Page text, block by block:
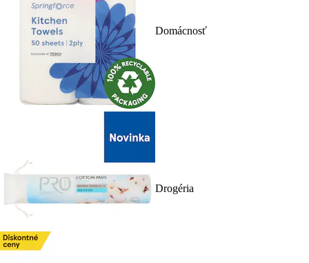
Domácnosť
Drogéria